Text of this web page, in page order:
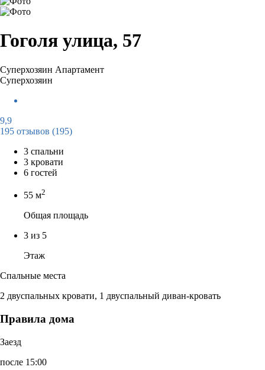
Гоголя улица, 57
Суперхозяин Апартамент
Суперхозяин
9,9
195 отзывов (195)
3 спальни
3 кровати
6 гостей
55 м2
Общая площадь
3 из 5
Этаж
Спальные места
2 двуспальных кровати, 1 двуспальный диван-кровать
Правила дома
Заезд
после 15:00